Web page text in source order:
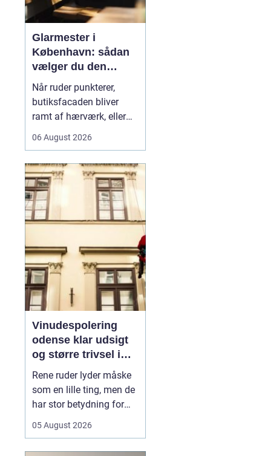
Glarmester i
København: sådan
vælger du den
rigtige fagmand til
glasopgaver
Når ruder punkterer,
butiksfacaden bliver
ramt af hærværk, eller
lysere og mere moderne
glarmester en central
rolle.
En glarmester i
Københa...
06 August 2026
Vinudespolering
odense klar udsigt
og større trivsel i
hverdagen
Rene ruder lyder måske
som en lille ting, men de
har stor betydning for
indtryk af en bolig eller
05 August 2026